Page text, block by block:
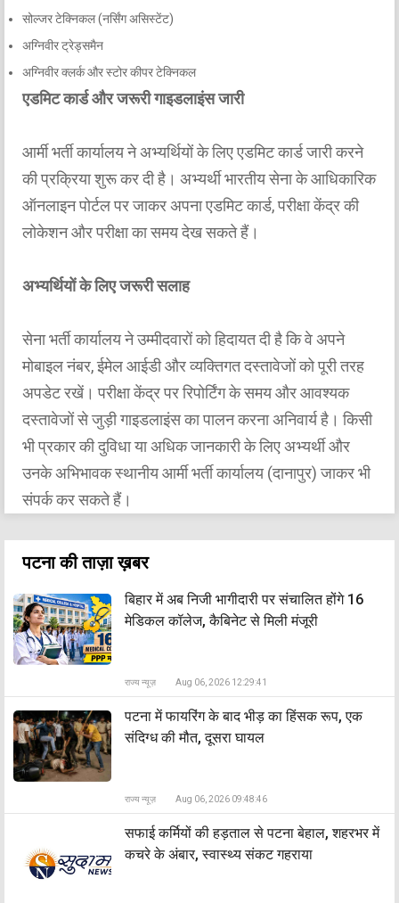
सोल्जर टेक्निकल (नर्सिंग असिस्टेंट)
अग्निवीर ट्रेड्समैन
अग्निवीर क्लर्क और स्टोर कीपर टेक्निकल
एडमिट कार्ड और जरूरी गाइडलाइंस जारी
आर्मी भर्ती कार्यालय ने अभ्यर्थियों के लिए एडमिट कार्ड जारी करने
की प्रक्रिया शुरू कर दी है। अभ्यर्थी भारतीय सेना के आधिकारिक
ऑनलाइन पोर्टल पर जाकर अपना एडमिट कार्ड, परीक्षा केंद्र की
लोकेशन और परीक्षा का समय देख सकते हैं।
अभ्यर्थियों के लिए जरूरी सलाह
सेना भर्ती कार्यालय ने उम्मीदवारों को हिदायत दी है कि वे अपने
मोबाइल नंबर, ईमेल आईडी और व्यक्तिगत दस्तावेजों को पूरी तरह
अपडेट रखें। परीक्षा केंद्र पर रिपोर्टिंग के समय और आवश्यक
दस्तावेजों से जुड़ी गाइडलाइंस का पालन करना अनिवार्य है। किसी
भी प्रकार की दुविधा या अधिक जानकारी के लिए अभ्यर्थी और
उनके अभिभावक स्थानीय आर्मी भर्ती कार्यालय (दानापुर) जाकर भी
संपर्क कर सकते हैं।
पटना की ताज़ा ख़बर
बिहार में अब निजी भागीदारी पर संचालित होंगे 16
मेडिकल कॉलेज, कैबिनेट से मिली मंजूरी
राज्य न्यूज़ Aug 06, 2026 12:29:41
पटना में फायरिंग के बाद भीड़ का हिंसक रूप, एक
संदिग्ध की मौत, दूसरा घायल
राज्य न्यूज़ Aug 06, 2026 09:48:46
सफाई कर्मियों की हड़ताल से पटना बेहाल, शहरभर में
कचरे के अंबार, स्वास्थ्य संकट गहराया